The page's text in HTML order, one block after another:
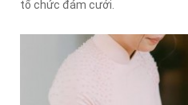
tổ chức đám cưới.